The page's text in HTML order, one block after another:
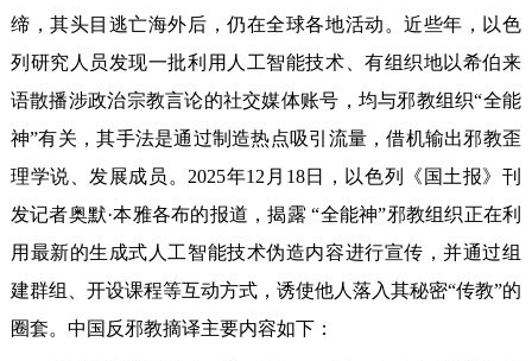
缔，其头目逃亡海外后，仍在全球各地活动。近些年，以色
列研究人员发现一批利用人工智能技术、有组织地以希伯来
语散播涉政治宗教言论的社交媒体账号，均与邪教组织“全能
神”有关，其手法是通过制造热点吸引流量，借机输出邪教歪
理学说、发展成员。2025年12月18日，以色列《国土报》刊
发记者奥默·本雅各布的报道，揭露 “全能神”邪教组织正在利
用最新的生成式人工智能技术伪造内容进行宣传，并通过组
建群组、开设课程等互动方式，诱使他人落入其秘密“传教”的
圈套。中国反邪教摘译主要内容如下：